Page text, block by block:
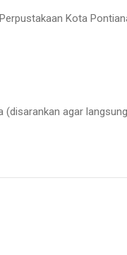
Kota
agar